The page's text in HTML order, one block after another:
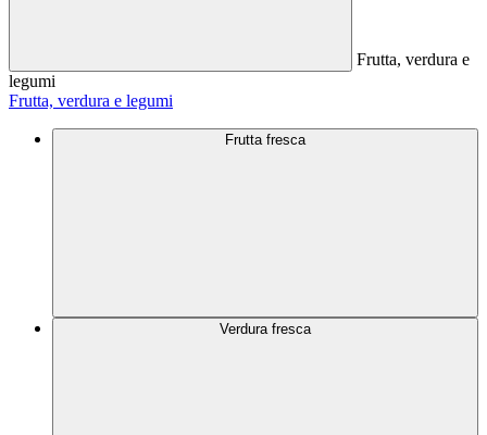
Frutta, verdura e
legumi
Frutta, verdura e legumi
Frutta fresca
Verdura fresca